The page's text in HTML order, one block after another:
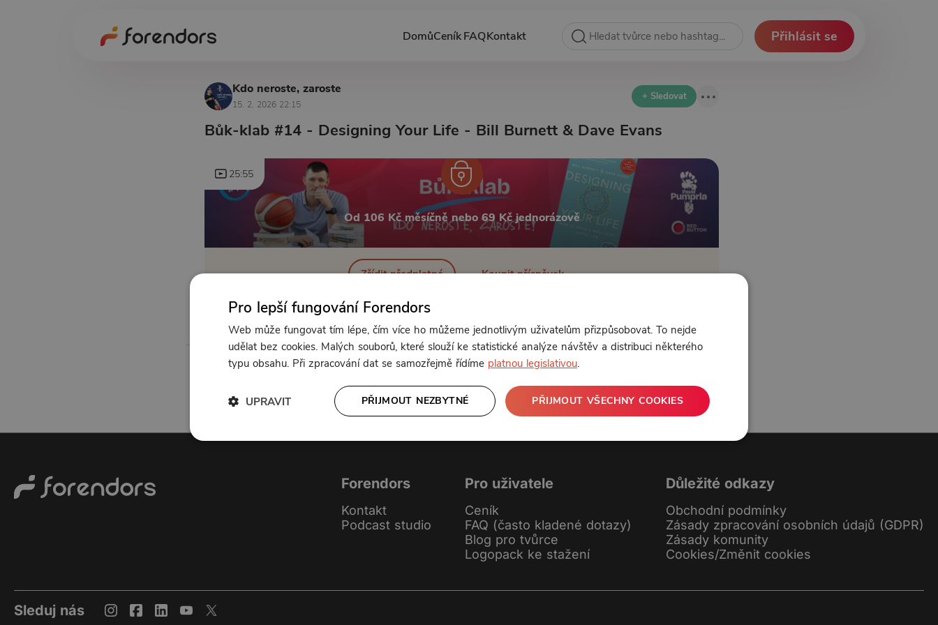
DomůCeníkFAQKontakt Přihlásit se
Kdo neroste, zaroste
15. 2. 2026 22:15
+ Sledovat
Bůk-klab #14 - Designing Your Life - Bill Burnett & Dave Evans
25:55
Od 106 Kč měsíčně nebo 69 Kč jednorázově
Zřídit předplatné Koupit příspěvek
Forendors
Kontakt
Podcast studio
Pro uživatele
Ceník
FAQ (často kladené dotazy)
Blog pro tvůrce
Logopack ke stažení
Důležité odkazy
Obchodní podmínky
Zásady zpracování osobních údajů (GDPR)
Zásady komunity
Cookies/Změnit cookies
Sleduj nás
Pro lepší fungování Forendors
Web může fungovat tím lépe, čím více ho můžeme jednotlivým uživatelům přizpůsobovat. To nejde
udělat bez cookies. Malých souborů, které slouží ke statistické analýze návštěv a distribuci některého
typu obsahu. Při zpracování dat se samozřejmě řídíme platnou legislativou.
PŘIJMOUT VŠECHNY COOKIES
PŘIJMOUT NEZBYTNÉ
UPRAVIT